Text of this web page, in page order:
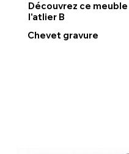
Découvrez ce
l'atlier B
Chevet gravure